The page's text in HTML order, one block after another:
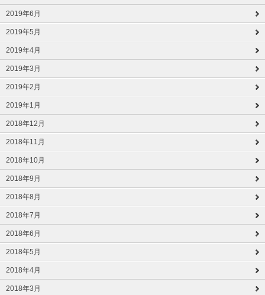
2019年6月
2019年5月
2019年4月
2019年3月
2019年2月
2019年1月
2018年12月
2018年11月
2018年10月
2018年9月
2018年8月
2018年7月
2018年6月
2018年5月
2018年4月
2018年3月